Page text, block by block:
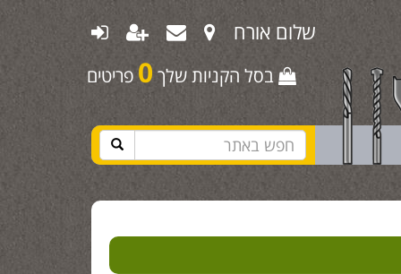
שלום אורח
בסל הקניות שלך 0 פריטים